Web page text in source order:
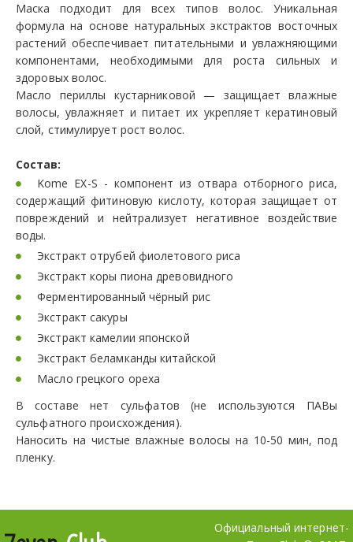
Маска подходит для всех типов волос. Уникальная
формула на основе натуральных экстрактов восточных
растений обеспечивает питательными и увлажняющими
компонентами, необходимыми для роста сильных и
здоровых волос.
Масло периллы кустарниковой — защищает влажные
волосы, увлажняет и питает их укрепляет кератиновый
слой, стимулирует рост волос.
Состав:
Kome EX-S - компонент из отвара отборного риса,
содержащий фитиновую кислоту, которая защищает от
повреждений и нейтрализует негативное воздействие
воды.
Экстракт отрубей фиолетового риса
Экстракт коры пиона древовидного
Ферментированный чёрный рис
Экстракт сакуры
Экстракт камелии японской
Экстракт беламканды китайской
Масло грецкого ореха
В составе нет сульфатов (не используются ПАВы
сульфатного происхождения).
Наносить на чистые влажные волосы на 10-50 мин, под
пленку.
Официальный интернет-